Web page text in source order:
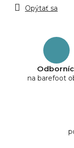
na barefoot
Opýtať sa